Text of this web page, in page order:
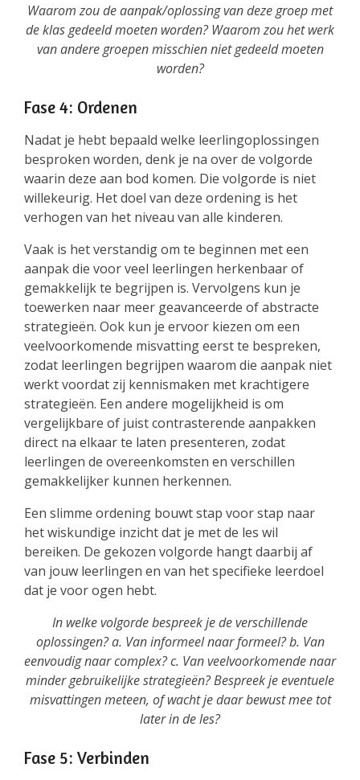
Waarom zou de aanpak/oplossing van deze groep met
de klas gedeeld moeten worden? Waarom zou het werk
van andere groepen misschien niet gedeeld moeten
worden?
Fase 4: Ordenen
Nadat je hebt bepaald welke leerlingoplossingen
besproken worden, denk je na over de volgorde
waarin deze aan bod komen. Die volgorde is niet
willekeurig. Het doel van deze ordening is het
verhogen van het niveau van alle kinderen.
Vaak is het verstandig om te beginnen met een
aanpak die voor veel leerlingen herkenbaar of
gemakkelijk te begrijpen is. Vervolgens kun je
toewerken naar meer geavanceerde of abstracte
strategieën. Ook kun je ervoor kiezen om een
veelvoorkomende misvatting eerst te bespreken,
zodat leerlingen begrijpen waarom die aanpak niet
werkt voordat zij kennismaken met krachtigere
strategieën. Een andere mogelijkheid is om
vergelijkbare of juist contrasterende aanpakken
direct na elkaar te laten presenteren, zodat
leerlingen de overeenkomsten en verschillen
gemakkelijker kunnen herkennen.
Een slimme ordening bouwt stap voor stap naar
het wiskundige inzicht dat je met de les wil
bereiken. De gekozen volgorde hangt daarbij af
van jouw leerlingen en van het specifieke leerdoel
dat je voor ogen hebt.
In welke volgorde bespreek je de verschillende
oplossingen? a. Van informeel naar formeel? b. Van
eenvoudig naar complex? c. Van veelvoorkomende naar
minder gebruikelijke strategieën? Bespreek je eventuele
misvattingen meteen, of wacht je daar bewust mee tot
later in de les?
Fase 5: Verbinden